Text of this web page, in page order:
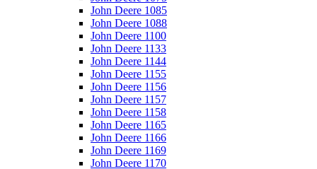
John Deere 1085
John Deere 1088
John Deere 1100
John Deere 1133
John Deere 1144
John Deere 1155
John Deere 1156
John Deere 1157
John Deere 1158
John Deere 1165
John Deere 1166
John Deere 1169
John Deere 1170